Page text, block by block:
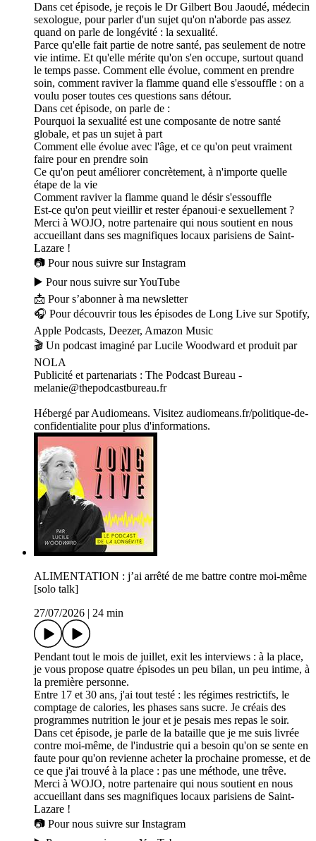
Dans cet épisode, je reçois le Dr Gilbert Bou Jaoudé, médecin
sexologue, pour parler d'un sujet qu'on n'aborde pas assez
quand on parle de longévité : la sexualité.
Parce qu'elle fait partie de notre santé, pas seulement de notre
vie intime. Et qu'elle mérite qu'on s'en occupe, surtout quand
le temps passe. Comment elle évolue, comment en prendre
soin, comment raviver la flamme quand elle s'essouffle : on a
voulu poser toutes ces questions sans détour.
Dans cet épisode, on parle de :
Pourquoi la sexualité est une composante de notre santé
globale, et pas un sujet à part
Comment elle évolue avec l'âge, et ce qu'on peut vraiment
faire pour en prendre soin
Ce qu'on peut améliorer concrètement, à n'importe quelle
étape de la vie
Comment raviver la flamme quand le désir s'essouffle
Est-ce qu'on peut vieillir et rester épanoui·e sexuellement ?
Merci à WOJO, notre partenaire qui nous soutient en nous
accueillant dans ses magnifiques locaux parisiens de Saint-
Lazare !
📷 Pour nous suivre sur Instagram
▶️ Pour nous suivre sur YouTube
📩 Pour s’abonner à ma newsletter
🎧 Pour découvrir tous les épisodes de Long Live sur Spotify,
Apple Podcasts, Deezer, Amazon Music
🎬 Un podcast imaginé par Lucile Woodward et produit par
NOLA
Publicité et partenariats : The Podcast Bureau -
melanie@thepodcastbureau.fr
Hébergé par Audiomeans. Visitez audiomeans.fr/politique-de-
confidentialite pour plus d'informations.
ALIMENTATION : j’ai arrêté de me battre contre moi-même
[solo talk]
27/07/2026
24 min
Pendant tout le mois de juillet, exit les interviews : à la place,
je vous propose quatre épisodes un peu bilan, un peu intime, à
la première personne.
Entre 17 et 30 ans, j'ai tout testé : les régimes restrictifs, le
comptage de calories, les phases sans sucre. Je créais des
programmes nutrition le jour et je pesais mes repas le soir.
Dans cet épisode, je parle de la bataille que je me suis livrée
contre moi-même, de l'industrie qui a besoin qu'on se sente en
faute pour qu'on revienne acheter la prochaine promesse, et de
ce que j'ai trouvé à la place : pas une méthode, une trêve.
Merci à WOJO, notre partenaire qui nous soutient en nous
accueillant dans ses magnifiques locaux parisiens de Saint-
Lazare !
📷 Pour nous suivre sur Instagram